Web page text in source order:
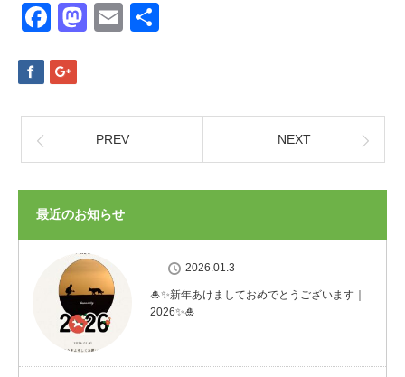
Facebook
Mastodon
Email
PREV NEXT
最近のお知らせ
2026.01.3
🎍✨新年あけましておめでとうございます｜
2026✨🎍